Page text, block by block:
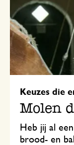
Keuzes die
Molen
Heb jij al
brood- en